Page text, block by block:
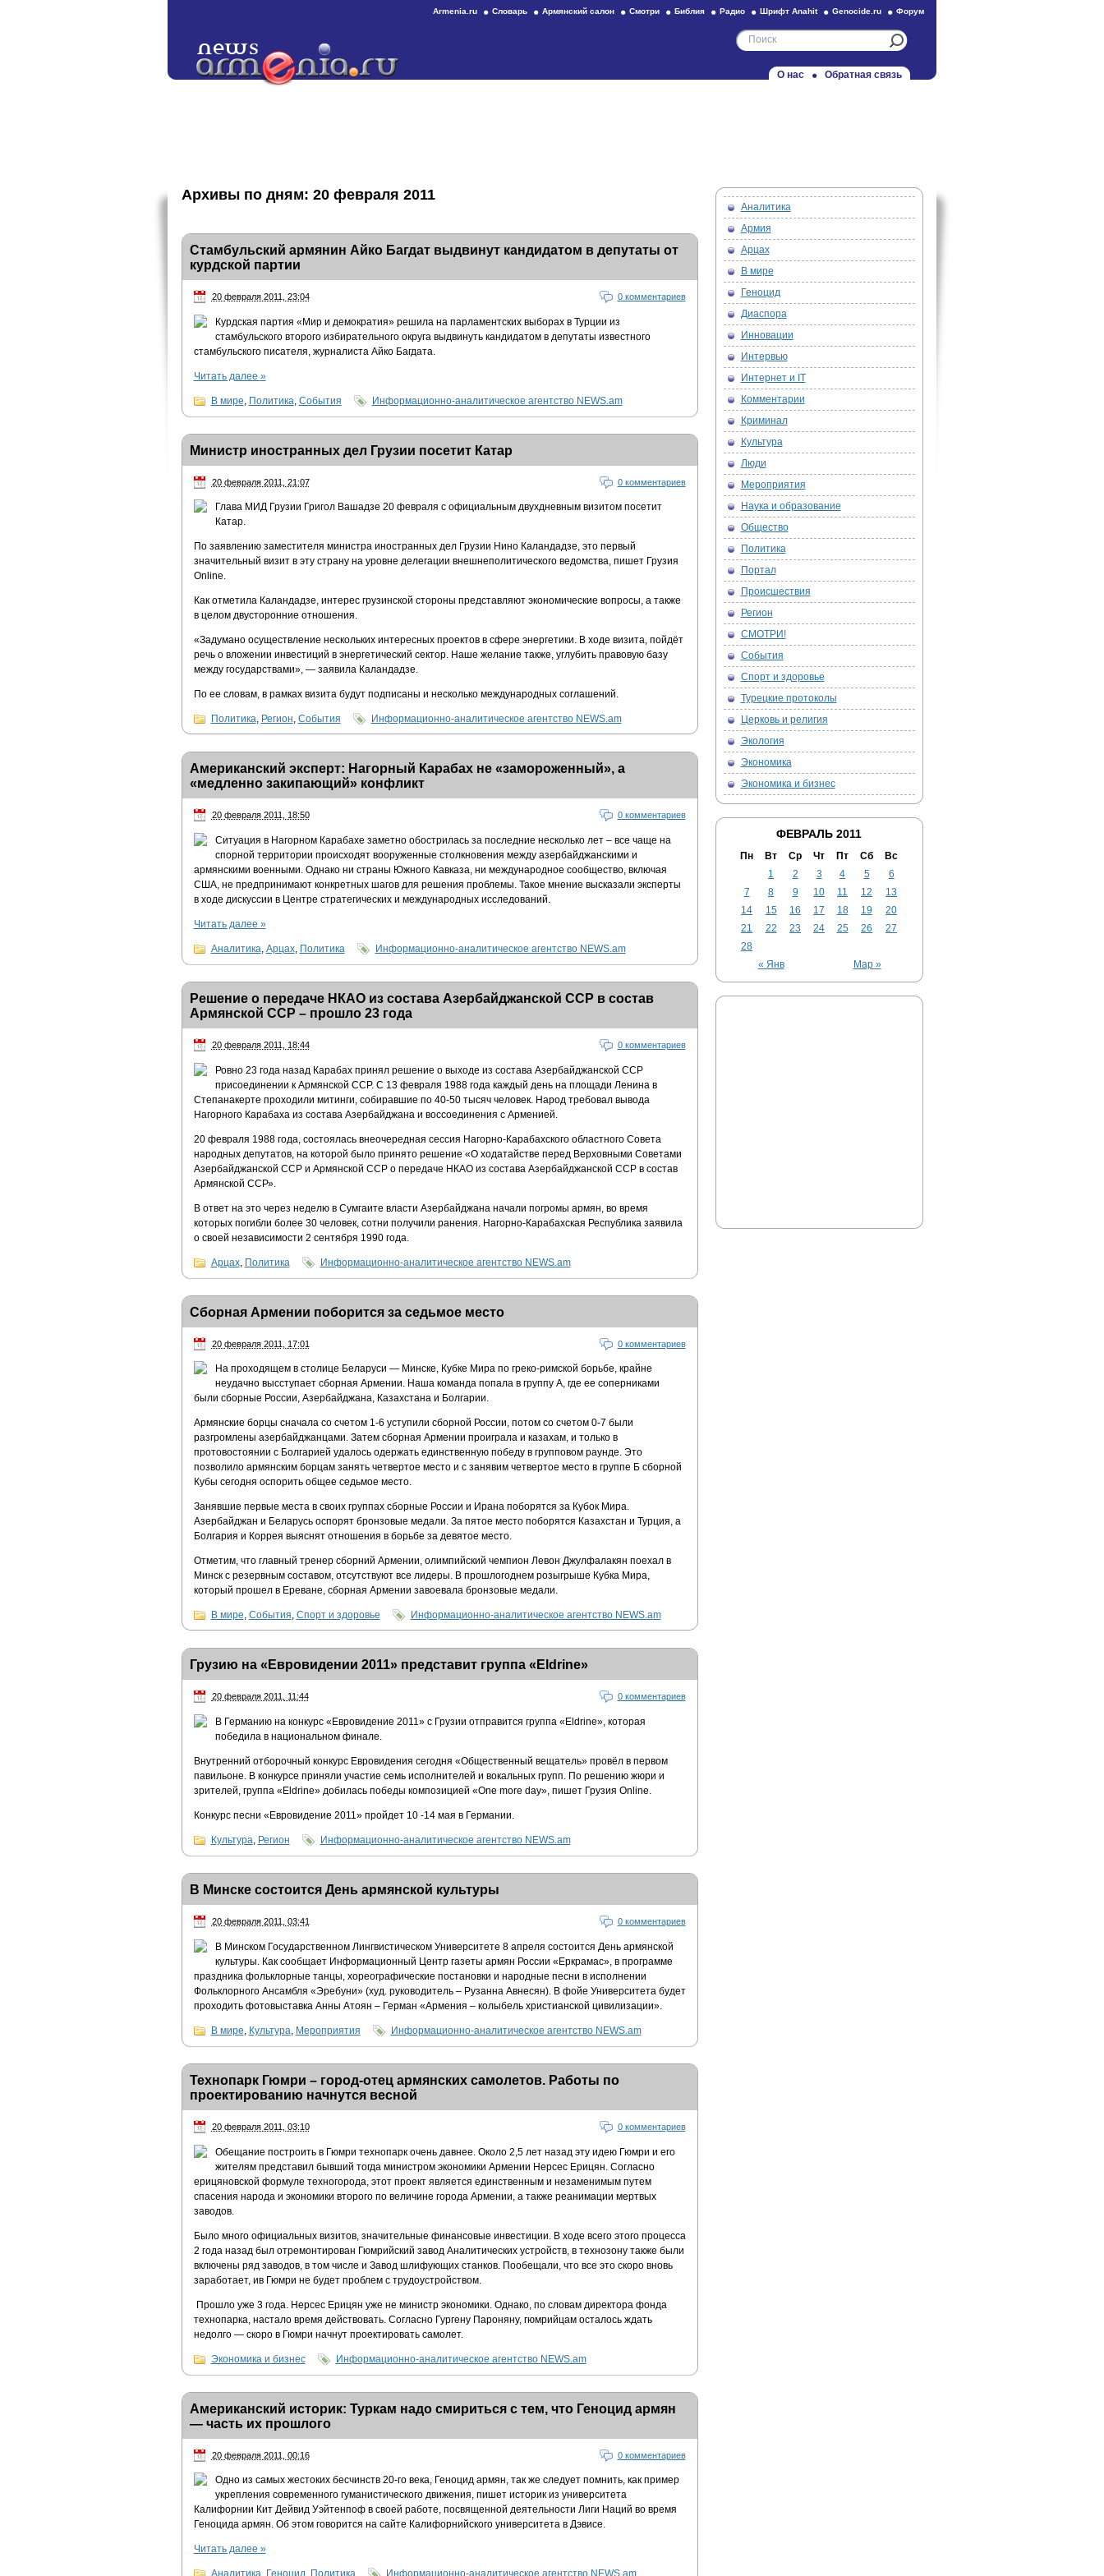
Armenia.ru Словарь Армянский салон Смотри Библия Радио Шрифт Anahit Genocide.ru Форум
О нас Обратная связь
Архивы по дням: 20 февраля 2011
Стамбульский армянин Айко Багдат выдвинут кандидатом в депутаты от
курдской партии
20 февраля 2011, 23:04 0 комментариев
Курдская партия «Мир и демократия» решила на парламентских выборах в Турции из
стамбульского второго избирательного округа выдвинуть кандидатом в депутаты известного
стамбульского писателя, журналиста Айко Багдата.
Читать далее »
В мире Политика События Информационно-аналитическое агентство NEWS.am
Министр иностранных дел Грузии посетит Катар
20 февраля 2011, 21:07 0 комментариев
Глава МИД Грузии Григол Вашадзе 20 февраля с официальным двухдневным визитом посетит
Катар.
По заявлению заместителя министра иностранных дел Грузии Нино Каландадзе, это первый
значительный визит в эту страну на уровне делегации внешнеполитического ведомства, пишет Грузия
Online.
Как отметила Каландадзе, интерес грузинской стороны представляют экономические вопросы, а также
в целом двусторонние отношения.
«Задумано осуществление нескольких интересных проектов в сфере энергетики. В ходе визита, пойдёт
речь о вложении инвестиций в энергетический сектор. Наше желание также, углубить правовую базу
между государствами», — заявила Каландадзе.
По ее словам, в рамках визита будут подписаны и несколько международных соглашений.
Политика, Регион, События Информационно-аналитическое агентство NEWS.am
Американский эксперт: Нагорный Карабах не «замороженный», а
«медленно закипающий» конфликт
20 февраля 2011, 18:50 0 комментариев
Ситуация в Нагорном Карабахе заметно обострилась за последние несколько лет – все чаще на
спорной территории происходят вооруженные столкновения между азербайджанскими и
армянскими военными. Однако ни страны Южного Кавказа, ни международное сообщество, включая
США, не предпринимают конкретных шагов для решения проблемы. Такое мнение высказали эксперты
в ходе дискуссии в Центре стратегических и международных исследований.
Читать далее »
Аналитика, Арцах, Политика Информационно-аналитическое агентство NEWS.am
Решение о передаче НКАО из состава Азербайджанской ССР в состав
Армянской ССР – прошло 23 года
20 февраля 2011, 18:44 0 комментариев
Ровно 23 года назад Карабах принял решение о выходе из состава Азербайджанской ССР
присоединении к Армянской ССР. С 13 февраля 1988 года каждый день на площади Ленина в
Степанакерте проходили митинги, собиравшие по 40-50 тысяч человек. Народ требовал вывода
Нагорного Карабаха из состава Азербайджана и воссоединения с Арменией.
20 февраля 1988 года, состоялась внеочередная сессия Нагорно-Карабахского областного Совета
народных депутатов, на которой было принято решение «О ходатайстве перед Верховными Советами
Азербайджанской ССР и Армянской ССР о передаче НКАО из состава Азербайджанской ССР в состав
Армянской ССР».
В ответ на это через неделю в Сумгаите власти Азербайджана начали погромы армян, во время
которых погибли более 30 человек, сотни получили ранения. Нагорно-Карабахская Республика заявила
о своей независимости 2 сентября 1990 года.
Арцах, Политика Информационно-аналитическое агентство NEWS.am
Сборная Армении поборится за седьмое место
20 февраля 2011, 17:01 0 комментариев
На проходящем в столице Беларуси — Минске, Кубке Мира по греко-римской борьбе, крайне
неудачно высступает сборная Армении. Наша команда попала в группу А, где ее соперниками
были сборные России, Азербайджана, Казахстана и Болгарии.
Армянские борцы сначала со счетом 1-6 уступили сборной России, потом со счетом 0-7 были
разгромлены азербайджанцами. Затем сборная Армении проиграла и казахам, и только в
протовостоянии с Болгарией удалось одержать единственную победу в групповом раунде. Это
позволило армянским борцам занять четвертое место и с занявим четвертое место в группе Б сборной
Кубы сегодня оспорить общее седьмое место.
Занявшие первые места в своих группах сборные России и Ирана поборятся за Кубок Мира.
Азербайджан и Беларусь оспорят бронзовые медали. За пятое место поборятся Казахстан и Турция, а
Болгария и Коррея выяснят отношения в борьбе за девятое место.
Отметим, что главный тренер сборний Армении, олимпийский чемпион Левон Джулфалакян поехал в
Минск с резервным составом, отсутствуют все лидеры. В прошлогоднем розыгрыше Кубка Мира,
который прошел в Ереване, сборная Армении завоевала бронзовые медали.
В мире, События, Спорт и здоровье Информационно-аналитическое агентство NEWS.am
Грузию на «Евровидении 2011» представит группа «Eldrine»
20 февраля 2011, 11:44 0 комментариев
В Германию на конкурс «Евровидение 2011» с Грузии отправится группа «Eldrine», которая
победила в национальном финале.
Внутренний отборочный конкурс Евровидения сегодня «Общественный вещатель» провёл в первом
павильоне. В конкурсе приняли участие семь исполнителей и вокальных групп. По решению жюри и
зрителей, группа «Eldrine» добилась победы композицией «One more day», пишет Грузия Online.
Конкурс песни «Евровидение 2011» пройдет 10 -14 мая в Германии.
Культура, Регион Информационно-аналитическое агентство NEWS.am
В Минске состоится День армянской культуры
20 февраля 2011, 03:41 0 комментариев
В Минском Государственном Лингвистическом Университете 8 апреля состоится День армянской
культуры. Как сообщает Информационный Центр газеты армян России «Еркрамас», в программе
праздника фольклорные танцы, хореографические постановки и народные песни в исполнении
Фольклорного Ансамбля «Эребуни» (худ. руководитель – Рузанна Авнесян). В фойе Университета будет
проходить фотовыставка Анны Атоян – Герман «Армения – колыбель христианской цивилизации».
В мире, Культура, Мероприятия Информационно-аналитическое агентство NEWS.am
Технопарк Гюмри – город-отец армянских самолетов. Работы по
проектированию начнутся весной
20 февраля 2011, 03:10 0 комментариев
Обещание построить в Гюмри технопарк очень давнее. Около 2,5 лет назад эту идею Гюмри и его
жителям представил бывший тогда министром экономики Армении Нерсес Ерицян. Согласно
ерицяновской формуле техногорода, этот проект является единственным и незаменимым путем
спасения народа и экономики второго по величине города Армении, а также реанимации мертвых
заводов.
Было много официальных визитов, значительные финансовые инвестиции. В ходе всего этого процесса
2 года назад был отремонтирован Гюмрийский завод Аналитических устройств, в технозону также были
включены ряд заводов, в том числе и Завод шлифующих станков. Пообещали, что все это скоро вновь
заработает, ив Гюмри не будет проблем с трудоустройством.
Прошло уже 3 года. Нерсес Ерицян уже не министр экономики. Однако, по словам директора фонда
технопарка, настало время действовать. Согласно Гургену Пароняну, гюмрийцам осталось ждать
недолго — скоро в Гюмри начнут проектировать самолет.
Экономика и бизнес Информационно-аналитическое агентство NEWS.am
Американский историк: Туркам надо смириться с тем, что Геноцид армян
— часть их прошлого
20 февраля 2011, 00:16 0 комментариев
Одно из самых жестоких бесчинств 20-го века, Геноцид армян, так же следует помнить, как пример
укрепления современного гуманистического движения, пишет историк из университета
Калифорнии Кит Дейвид Уэйтенпоф в своей работе, посвященной деятельности Лиги Наций во время
Геноцида армян. Об этом говорится на сайте Калифорнийского университета в Дэвисе.
Читать далее »
Аналитика Геноцид Политика Информационно-аналитическое агентство NEWS.am
Аналитика
Армия
Арцах
В мире
Геноцид
Диаспора
Инновации
Интервью
Интернет и IT
Комментарии
Криминал
Культура
Люди
Мероприятия
Наука и образование
Общество
Политика
Портал
Происшествия
Регион
СМОТРИ!
События
Спорт и здоровье
Турецкие протоколы
Церковь и религия
Экология
Экономика
Экономика и бизнес
ФЕВРАЛЬ 2011
Пн Вт Ср Чт Пт Сб Вс
« Янв Мар »
1 2 3 4 5
6
7
8 9 10 11 12
13
14
15 16 17 18 19
20
21
22 23 24 25 26
27
28